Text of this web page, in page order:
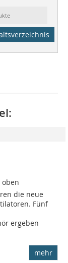
die neue
Fünf
ergeben
mehr